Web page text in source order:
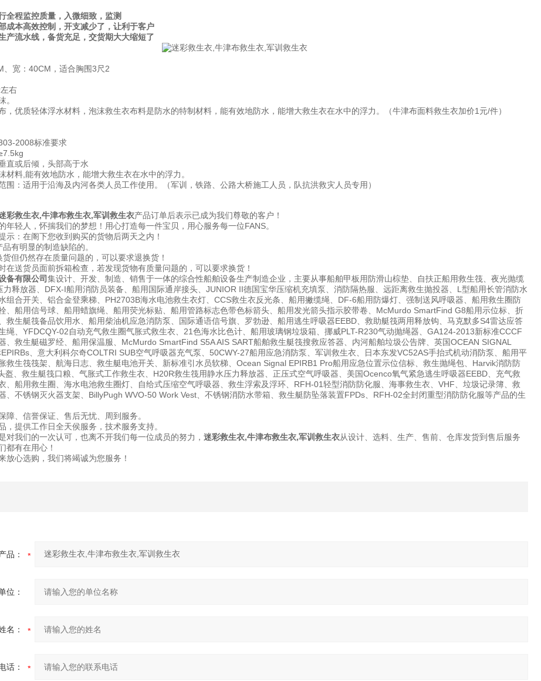
全程监控质量，入微细致，监测
成本高效控制，开支减少了，让利于客户
产流水线，备货充足，交货期大大缩短了
、宽：40CM，适合胸围3尺2
右
。
，优质轻体浮水材料，泡沫救生衣布料是防水的特制材料，能有效地防水，能增大救生衣在水中的浮力。（牛津布面料救生衣加价1元/件）
2008标准要求
直或后倾，头部高于水
材料,能有效地防水，能增大救生衣在水中的浮力。
围：适用于沿海及内河各类人员工作使用。（军训，铁路、公路大桥施工人员，队抗洪救灾人员专用）
彩救生衣,牛津布救生衣,军训救生衣产品订单后表示已成为我们尊敬的客户！
年轻人，怀揣我们的梦想！用心打造每一件宝贝，用心服务每一位FANS。
示：在阁下您收到购买的货物后两天之内！
品有明显的制造缺陷的。
货但仍然存在质量问题的，可以要求退换货！
在送货员面前拆箱检查，若发现货物有质量问题的，可以要求换货！
备有限公司集设计、开发、制造、销售于一体的综合性船舶设备生产制造企业，主要从事船舶甲板用防滑山棕垫、自扶正船用救生筏、夜光抛缆
力释放器、DFX-I船用消防员装备、船用国际通岸接头、JUNIOR II德国宝华压缩机充填泵、消防隔热服、远距离救生抛投器、L型船用长管消防水
组合开关、铝合金登乘梯、PH2703B海水电池救生衣灯、CCS救生衣反光条、船用撇缆绳、DF-6船用防爆灯、强制送风呼吸器、船用救生圈防
、船用信号球、船用蜡旗绳、船用荧光标贴、船用管路标志色带色标箭头、船用发光箭头指示胶带卷、McMurdo SmartFind G8船用示位标、折
救生艇筏备品饮用水、船用柴油机应急消防泵、国际通语信号旗、罗勃逊、船用逃生呼吸器EEBD、救助艇筏两用释放钩、马克默多S4雷达应答
绳、YFDCQY-02自动充气救生圈气胀式救生衣、21色海水比色计、船用玻璃钢垃圾箱、挪威PLT-R230气动抛绳器、GA124-2013新标准CCCF
、救生艇磁罗经、船用保温服、McMurdo SmartFind S5A AIS SART船舶救生艇筏搜救应答器、内河船舶垃圾公告牌、英国OCEAN SIGNAL
、意大利科尔奇COLTRI SUB空气呼吸器充气泵、50CWY-27船用应急消防泵、军训救生衣、日本东发VC52AS手抬式机动消防泵、船用平
救生筏筏架、航海日志、救生艇电池开关、新标准引水员软梯、Ocean Signal EPIRB1 Pro船用应急位置示位信标、救生抛绳包、Harvik消防防
盔、救生艇筏口粮、气胀式工作救生衣、H20R救生筏用静水压力释放器、正压式空气呼吸器、美国Ocenco氧气紧急逃生呼吸器EEBD、充气救
、船用救生圈、海水电池救生圈灯、自给式压缩空气呼吸器、救生浮索及浮环、RFH-01轻型消防防化服、海事救生衣、VHF、垃圾记录簿、救
、不锈钢灭火器支架、BillyPugh WVO-50 Work Vest、不锈钢消防水带箱、救生艇防坠落装置FPDs、RFH-02全封闭重型消防防化服等产品的生
障、信誉保证、售后无忧、周到服务。
，提供工作日全天侯服务，技术服务支持。
对我们的一次认可，也离不开我们每一位成员的努力， 迷彩救生衣,牛津布救生衣,军训救生衣从设计、选料、生产、售前、仓库发货到售后服务
都有在用心！
放心选购，我们将竭诚为您服务！
品：
位：
名：
话：